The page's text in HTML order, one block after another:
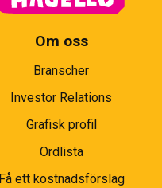
Om oss
Branscher
Investor Relations
Grafisk profil
Ordlista
Få ett kostnadsförslag